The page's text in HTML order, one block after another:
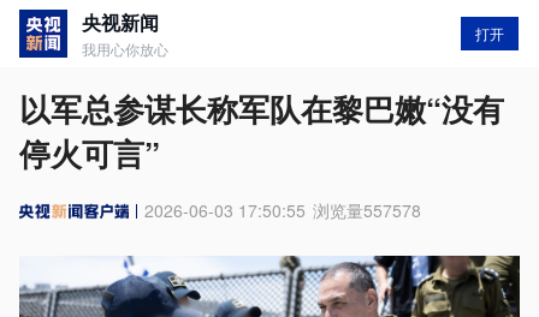
央视新闻
我用心你放心
打开
以军总参谋长称军队在黎巴嫩“没有
停火可言”
2026-06-03 17:50:55 浏览量557578